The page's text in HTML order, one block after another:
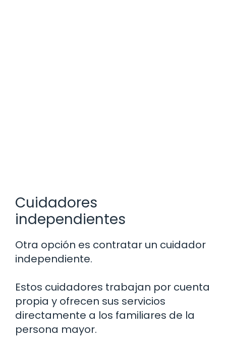
Cuidadores
independientes
Otra opción es contratar un cuidador
independiente.
Estos cuidadores trabajan por cuenta
propia y ofrecen sus servicios
directamente a los familiares de la
persona mayor.